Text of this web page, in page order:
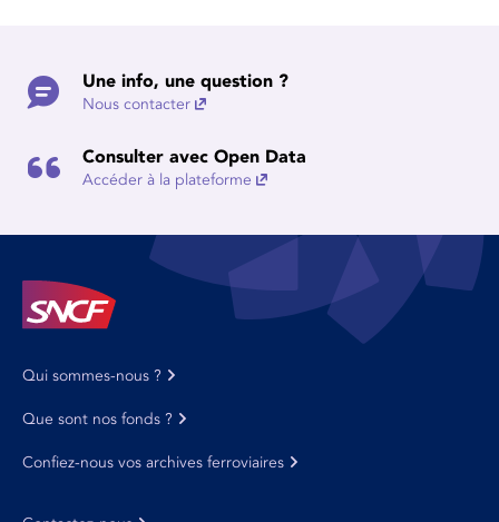
Une info, une question ?
Nous contacter
Consulter avec Open Data
Accéder à la plateforme
Qui sommes-nous ?
Que sont nos fonds ?
Confiez-nous vos archives ferroviaires